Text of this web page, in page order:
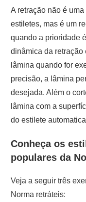
A retração não é
estiletes, mas é um
quando a prioridade
dinâmica da retração
lâmina quando for
precisão, a lâmina
desejada. Além o
lâmina com a
do estilete
Conheça os
populares da
Veja a seguir três
Norma retráteis: